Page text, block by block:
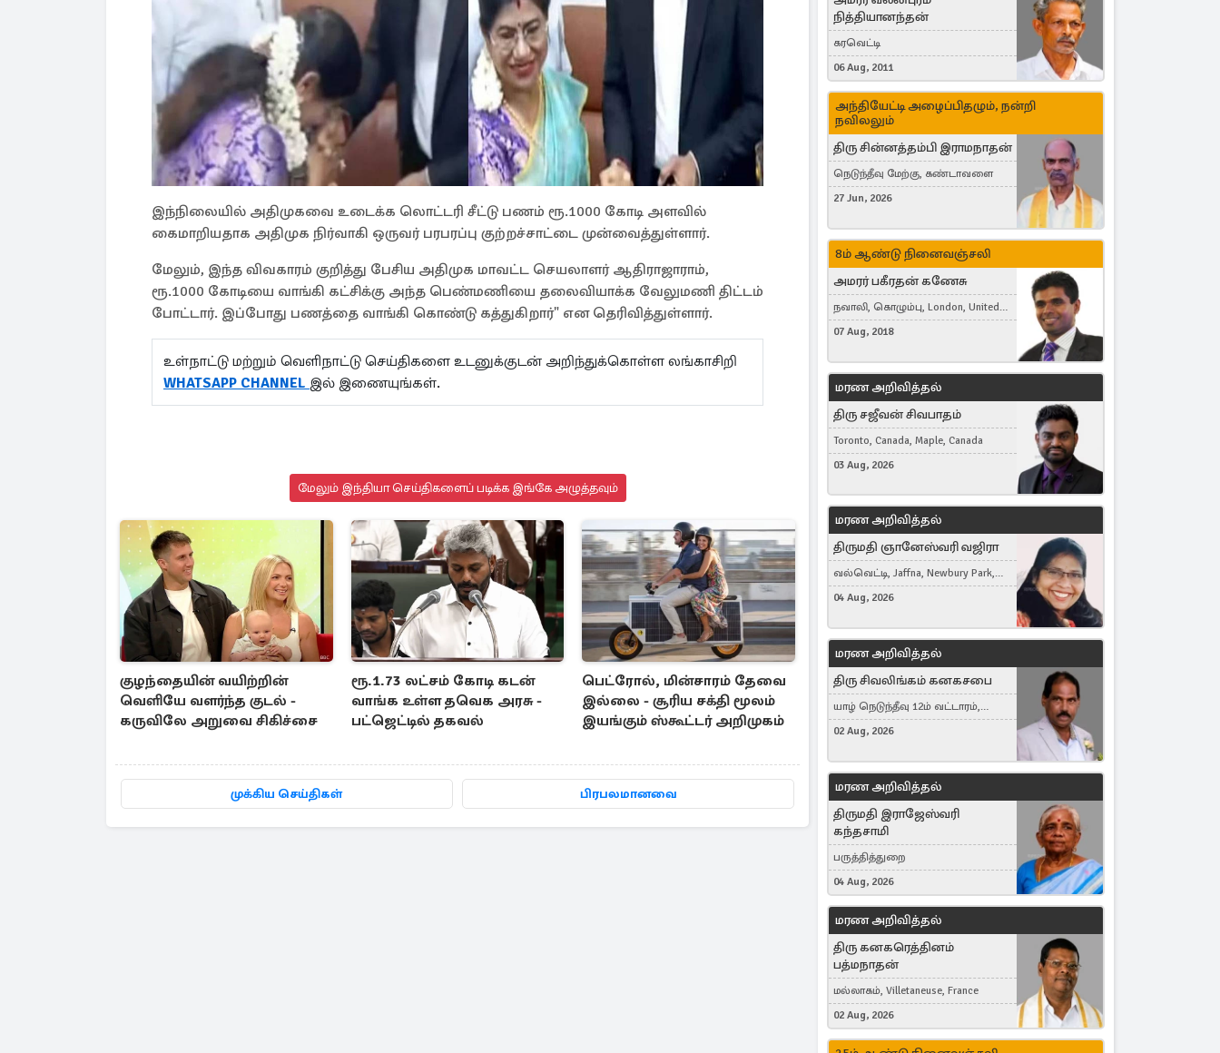
இந்நிலையில் அதிமுகவை உடைக்க லொட்டரி சீட்டு பணம் ரூ.1000 கோடி அளவில்
கைமாறியதாக அதிமுக நிர்வாகி ஒருவர் பரபரப்பு குற்றச்சாட்டை முன்வைத்துள்ளார்.
மேலும், இந்த விவகாரம் குறித்து பேசிய அதிமுக மாவட்ட செயலாளர் ஆதிராஜாராம்,
ரூ.1000 கோடியை வாங்கி கட்சிக்கு அந்த பெண்மணியை தலைவியாக்க வேலுமணி திட்டம்
போட்டார். இப்போது பணத்தை வாங்கி கொண்டு கத்துகிறார்" என தெரிவித்துள்ளார்.
உள்நாட்டு மற்றும் வெளிநாட்டு செய்திகளை உடனுக்குடன் அறிந்துக்கொள்ள லங்காசிறி
WHATSAPP CHANNEL இல் இணையுங்கள்.
மேலும் இந்தியா செய்திகளைப் படிக்க இங்கே அழுத்தவும்
குழந்தையின் வயிற்றின்
வெளியே வளர்ந்த குடல் -
கருவிலே அறுவை சிகிச்சை
ரூ.1.73 லட்சம் கோடி கடன்
வாங்க உள்ள தவெக அரசு -
பட்ஜெட்டில் தகவல்
பெட்ரோல், மின்சாரம் தேவை
இல்லை - சூரிய சக்தி மூலம்
இயங்கும் ஸ்கூட்டர் அறிமுகம்
முக்கிய செய்திகள் பிரபலமானவை
நித்தியானந்தன்
கரவெட்டி
06 Aug, 2011
அந்தியேட்டி அழைப்பிதழும், நன்றி
நவிலலும்
திரு சின்னத்தம்பி இராமநாதன்
நெடுந்தீவு மேற்கு, கண்டாவளை
27 Jun, 2026
8ம் ஆண்டு நினைவஞ்சலி
அமரர் பகீரதன் கணேசு
நவாலி, கொழும்பு, London, United
Kingdom
07 Aug, 2018
மரண அறிவித்தல்
திரு சஜீவன் சிவபாதம்
Toronto, Canada, Maple, Canada
03 Aug, 2026
மரண அறிவித்தல்
திருமதி ஞானேஸ்வரி வஜிரா
வல்வெட்டி, Jaffna, Newbury Park,
United Kingdom
04 Aug, 2026
மரண அறிவித்தல்
திரு சிவலிங்கம் கனகசபை
யாழ் நெடுந்தீவு 12ம் வட்டாரம்,
Jaffna, நயினாதீவு, London, United
02 Aug, 2026
மரண அறிவித்தல்
திருமதி இராஜேஸ்வரி
கந்தசாமி
பருத்தித்துறை
04 Aug, 2026
மரண அறிவித்தல்
திரு கனகரெத்தினம்
பத்மநாதன்
மல்லாகம், Villetaneuse, France
02 Aug, 2026